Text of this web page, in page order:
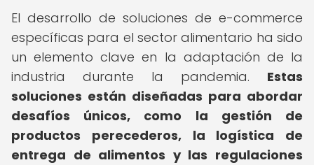
El desarrollo de soluciones de e-commerce
específicas para el sector alimentario ha sido
un elemento clave en la adaptación de la
industria durante la pandemia. Estas
soluciones están diseñadas para abordar
desafíos únicos, como la gestión de
productos perecederos, la logística de
entrega de alimentos y las regulaciones